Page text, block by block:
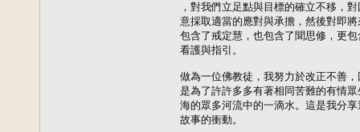
，對我們立足點與目標的確立不移，
意採取適當的應對與承擔，然後對即
包含了戒定慧，也包含了聞思修，更
看護與指引。
做為一位佛教徒，我努力於改正不善
是為了許許多多有著相同苦難的有情
海的眾多河流中的一滴水。這是我分
故事的衝動。